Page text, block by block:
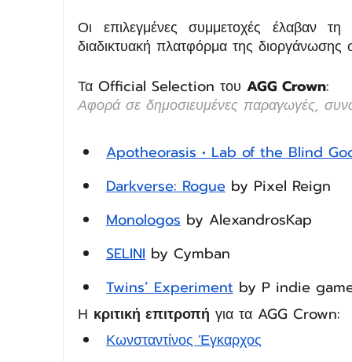
Οι επιλεγμένες συμμετοχές έλαβαν
διαδικτυακή πλατφόρμα της διοργάνωσης
Τα Official Selection του AGG Crown:
Αφορά σε δημοσιευμένες παραγωγές,
Apotheorasis • Lab of the Blind
Darkverse: Rogue by Pixel Reign
Monologos by AlexandrosKap
SELINI
Twins’ Experiment by P indie
Η κριτική επιτροπή για τα AGG Crown:
Κωνσταντίνος Έγκαρχος